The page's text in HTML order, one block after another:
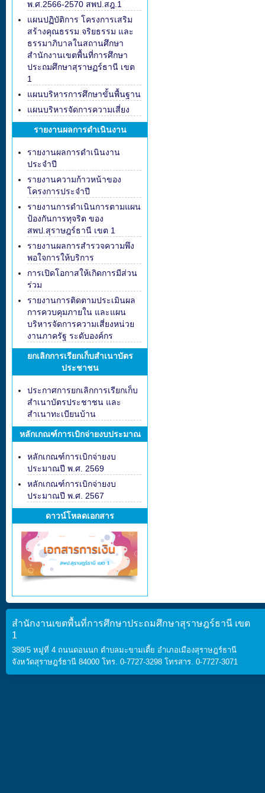
พ.ศ.2566-2570 สพป.สฎ.1
แผนปฏิบัติการ โครงการเสริม
สร้างคุณธรรม จริยธรรม และ
ธรรมาภิบาลในสถานศึกษา
สำนักงานเขตพื้นที่การศึกษา
ประถมศึกษาสุราษฏร์ธานี เขต
1
แผนบริหารการศึกษาขั้นพื้นฐาน
แผนบริหารจัดการความเสี่ยง
รายงานผลการดำเนินงาน
รายงานผลการดำเนินงาน
ประจำปี
รายงานความก้าวหน้าของ
โครงการประจำปี
รายงานการดำเนินการตามแผน
ป้องกันการทุจริต ของ
สพป.สุราษฎร์ธานี เขต 1
รายงานผลการสำรวจความพึง
พอใจการให้บริการ
การเปิดโอกาสให้เกิดการมีส่วน
ร่วม
รายงานการติดตามประเมินผล
การควบคุมภายใน และแผน
บริหารจัดการความเสี่ยงหน่วย
งานภาครัฐ ระดับองค์กร
ยกเลิกการเรียกเก็บสำเนาบัตร
ประชาชน
ประกาศการยกเลิกการเรียกเก็บ
สำเนาบัตรประชาชน และ
สำเนาทะเบียนบ้าน
หลักเกณฑ์การเบิกจ่ายงบประมาณ
หลักเกณฑ์การเบิกจ่ายงบ
ประมาณปี พ.ศ. 2569
หลักเกณฑ์การเบิกจ่ายงบ
ประมาณปี พ.ศ. 2567
ดาวน์โหลดเอกสาร
สำนักงานเขตพื้นที่การศึกษาประถมศึกษาสุราษฎร์ธานี เขต
1
389/5 หมู่ที่ 4 ถนนดอนนก ตำบลมะขามเตี้ย อำเภอเมืองสุราษฎร์ธานี
จังหวัดสุราษฎร์ธานี 84000 โทร. 0-7727-3298 โทรสาร. 0-7727-3071